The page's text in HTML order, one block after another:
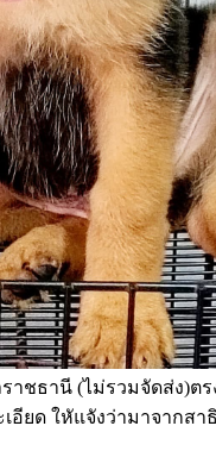
าชธานี (ไม่รวมจัดส่ง)
เอียด ใหัแจังว่ามาจากส